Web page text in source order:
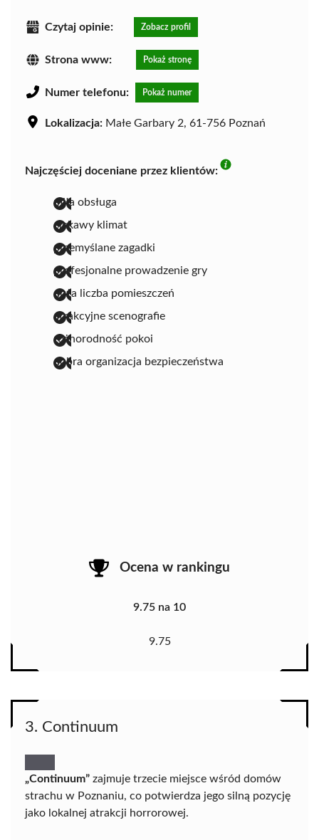
Czytaj opinie: Zobacz profil
Strona www: Pokaż stronę
Numer telefonu: Pokaż numer
Lokalizacja: Małe Garbary 2, 61-756 Poznań
Najczęściej doceniane przez klientów:
miła obsługa
ciekawy klimat
przemyślane zagadki
profesjonalne prowadzenie gry
duża liczba pomieszczeń
atrakcyjne scenografie
różnorodność pokoi
dobra organizacja bezpieczeństwa
Ocena w rankingu
9.75 na 10
9.75
3. Continuum
„Continuum” zajmuje trzecie miejsce wśród domów
strachu w Poznaniu, co potwierdza jego silną pozycję
jako lokalnej atrakcji horrorowej.